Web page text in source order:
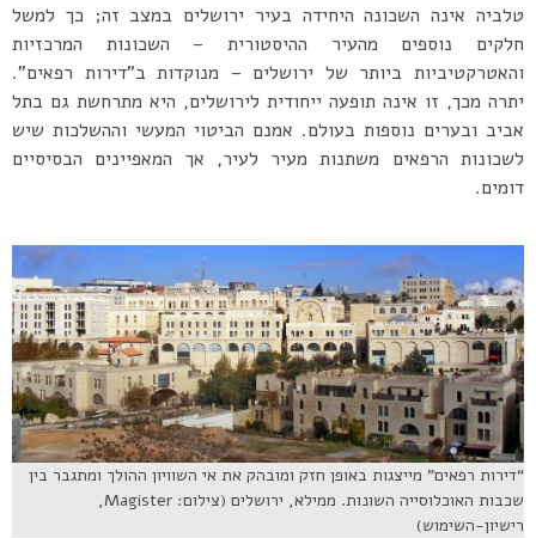
טלביה אינה השכונה היחידה בעיר ירושלים במצב זה; כך למשל
חלקים נוספים מהעיר ההיסטורית – השכונות המרכזיות
והאטרקטיביות ביותר של ירושלים – מנוקדות ב”דירות רפאים”.
יתרה מכך, זו אינה תופעה ייחודית לירושלים, היא מתרחשת גם בתל
אביב ובערים נוספות בעולם. אמנם הביטוי המעשי וההשלכות שיש
לשכונות הרפאים משתנות מעיר לעיר, אך המאפיינים הבסיסיים
דומים.
“דירות רפאים” מייצגות באופן חזק ומובהק את אי השוויון ההולך ומתגבר בין
שכבות האוכלוסייה השונות. ממילא, ירושלים (צילום: Magister,
רישיון-השימוש)